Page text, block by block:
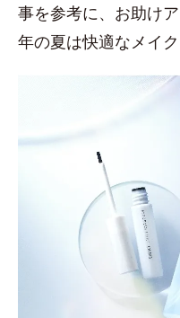
事を参考に、お助け
年の夏は快適なメイ